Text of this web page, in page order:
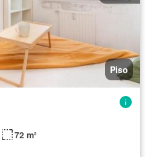
Piso
72 m²